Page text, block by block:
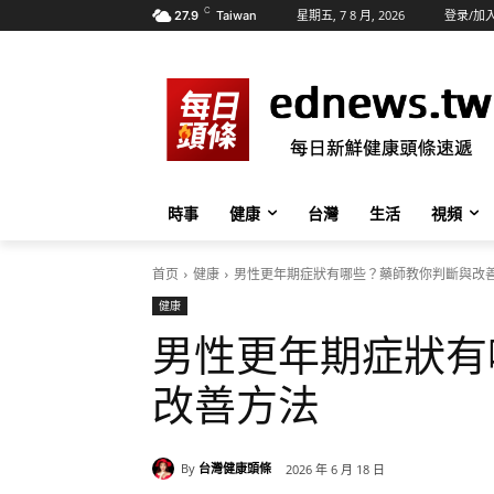
27.9 C Taiwan 星期五, 7 8 月, 2026 登录/加
時事 健康 台灣 生活 視頻
首页 健康 男性更年期症狀有哪些？藥師教你判斷與改
健康
男性更年期症狀
改善方法
By 台灣健康頭條 2026 年 6 月 18 日